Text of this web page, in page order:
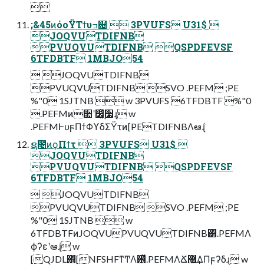

;&45ͷόοΫΤϯυߏ଄  3PVUFS U31$ 
JOQVUTDIFNB
PVUQVUTDIFNB QSPDFEVSF
6TFDBTF 1MBJO54
 JOQVUTDIFNB
PVUQVUTDIFNB SVO .PEFM ;PE
%"0 1SJTNB  w 3PVUFS 6TFDBTF %"0
.PEFMͷ૚ʹ෼͚࣮ͯ૷ɻ w
.PEFMͰυϝΠϯΦϒδΣΫτͷ[PETDIFNBΛఆٛɻ
ຊ೔ͷϙΠϯτ  3PVUFS U31$ 
JOQVUTDIFNB
PVUQVUTDIFNB QSPDFEVSF
6TFDBTF 1MBJO54
 JOQVUTDIFNB
PVUQVUTDIFNB SVO .PEFM ;PE
%"0 1SJTNB  w
6TFDBTFͷJOQVUPVUQVUTDIFNB͸.PEFMΛ
ϕʔεʹఆٛɻ w
[QJDL΍[NFSHFͳͲΛ࢖ͬͯ.PEFMΛՃ޻͢ΔΠϝʔδɻ w